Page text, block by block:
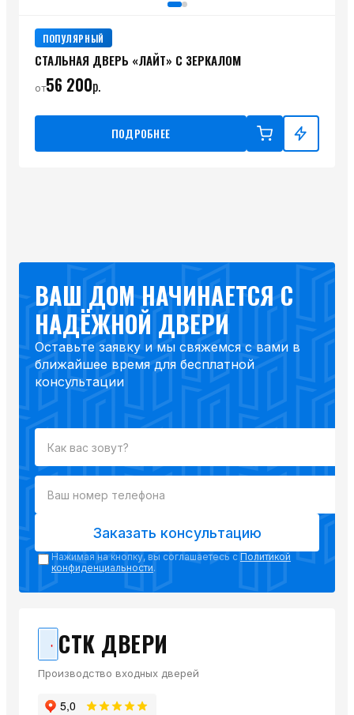
ПОПУЛЯРНЫЙ
СТАЛЬНАЯ ДВЕРЬ «ЛАЙТ» С ЗЕРКАЛОМ
от56 200р.
ПОДРОБНЕЕ
ВАШ ДОМ НАЧИНАЕТСЯ С
НАДЁЖНОЙ ДВЕРИ
Оставьте заявку и мы свяжемся с вами в
ближайшее время для бесплатной
консультации
Заказать консультацию
Нажимая на кнопку, вы соглашаетесь с Политикой
конфиденциальности.
СТК ДВЕРИ
Производство входных дверей